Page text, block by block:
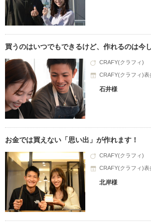
買うのはいつでもできるけど、作れるのは今
CRAFY(クラフィ)
CRAFY(クラフィ)表
石井様
お金では買えない「思い出」が作れます！
CRAFY(クラフィ)
CRAFY(クラフィ)表
北岸様